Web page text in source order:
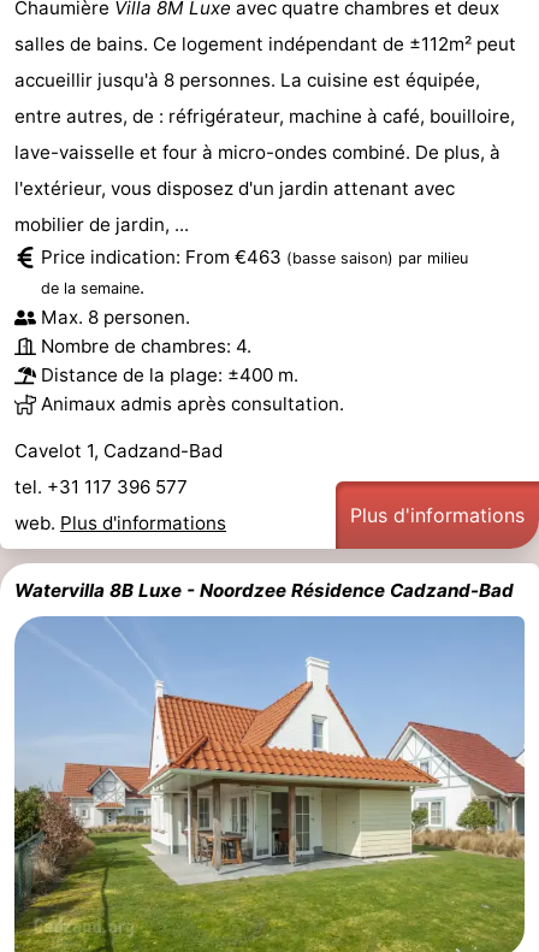
Chaumière Villa 8M Luxe avec quatre chambres et deux
salles de bains. Ce logement indépendant de ±112m² peut
accueillir jusqu'à 8 personnes. La cuisine est équipée,
entre autres, de : réfrigérateur, machine à café, bouilloire,
lave-vaisselle et four à micro-ondes combiné. De plus, à
l'extérieur, vous disposez d'un jardin attenant avec
mobilier de jardin, ...
Price indication: From €463 (basse saison) par milieu
de la semaine.
Max. 8 personen.
Nombre de chambres: 4.
Distance de la plage: ±400 m.
Animaux admis après consultation.
Cavelot 1, Cadzand-Bad
tel. +31 117 396 577
web. Plus d'informations Plus d'informations
Watervilla 8B Luxe - Noordzee Résidence Cadzand-Bad